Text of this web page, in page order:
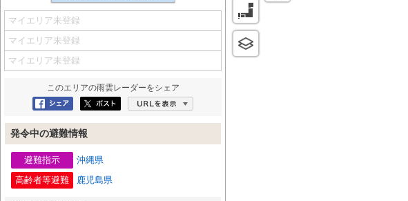
マイエリア未登録
マイエリア未登録
マイエリア未登録
このエリアの雨雲レーダーをシェア
Facebookにシェア
ポスト
発令中の避難情報
避難指示
沖縄県
高齢者等避難
鹿児島県